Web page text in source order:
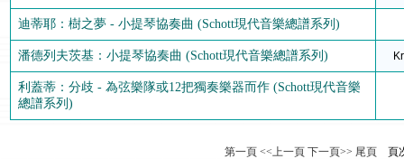
迪蒂耶：樹之夢 - 小提琴協奏曲 (Schott現代音樂總譜系列)
潘德列夫茨基：小提琴協奏曲 (Schott現代音樂總譜系列)
利蓋蒂：分歧 - 為弦樂隊或12把獨奏樂器而作 (Schott現代音樂
總譜系列)
第一頁 <<上一頁 下一頁>> 尾頁頁